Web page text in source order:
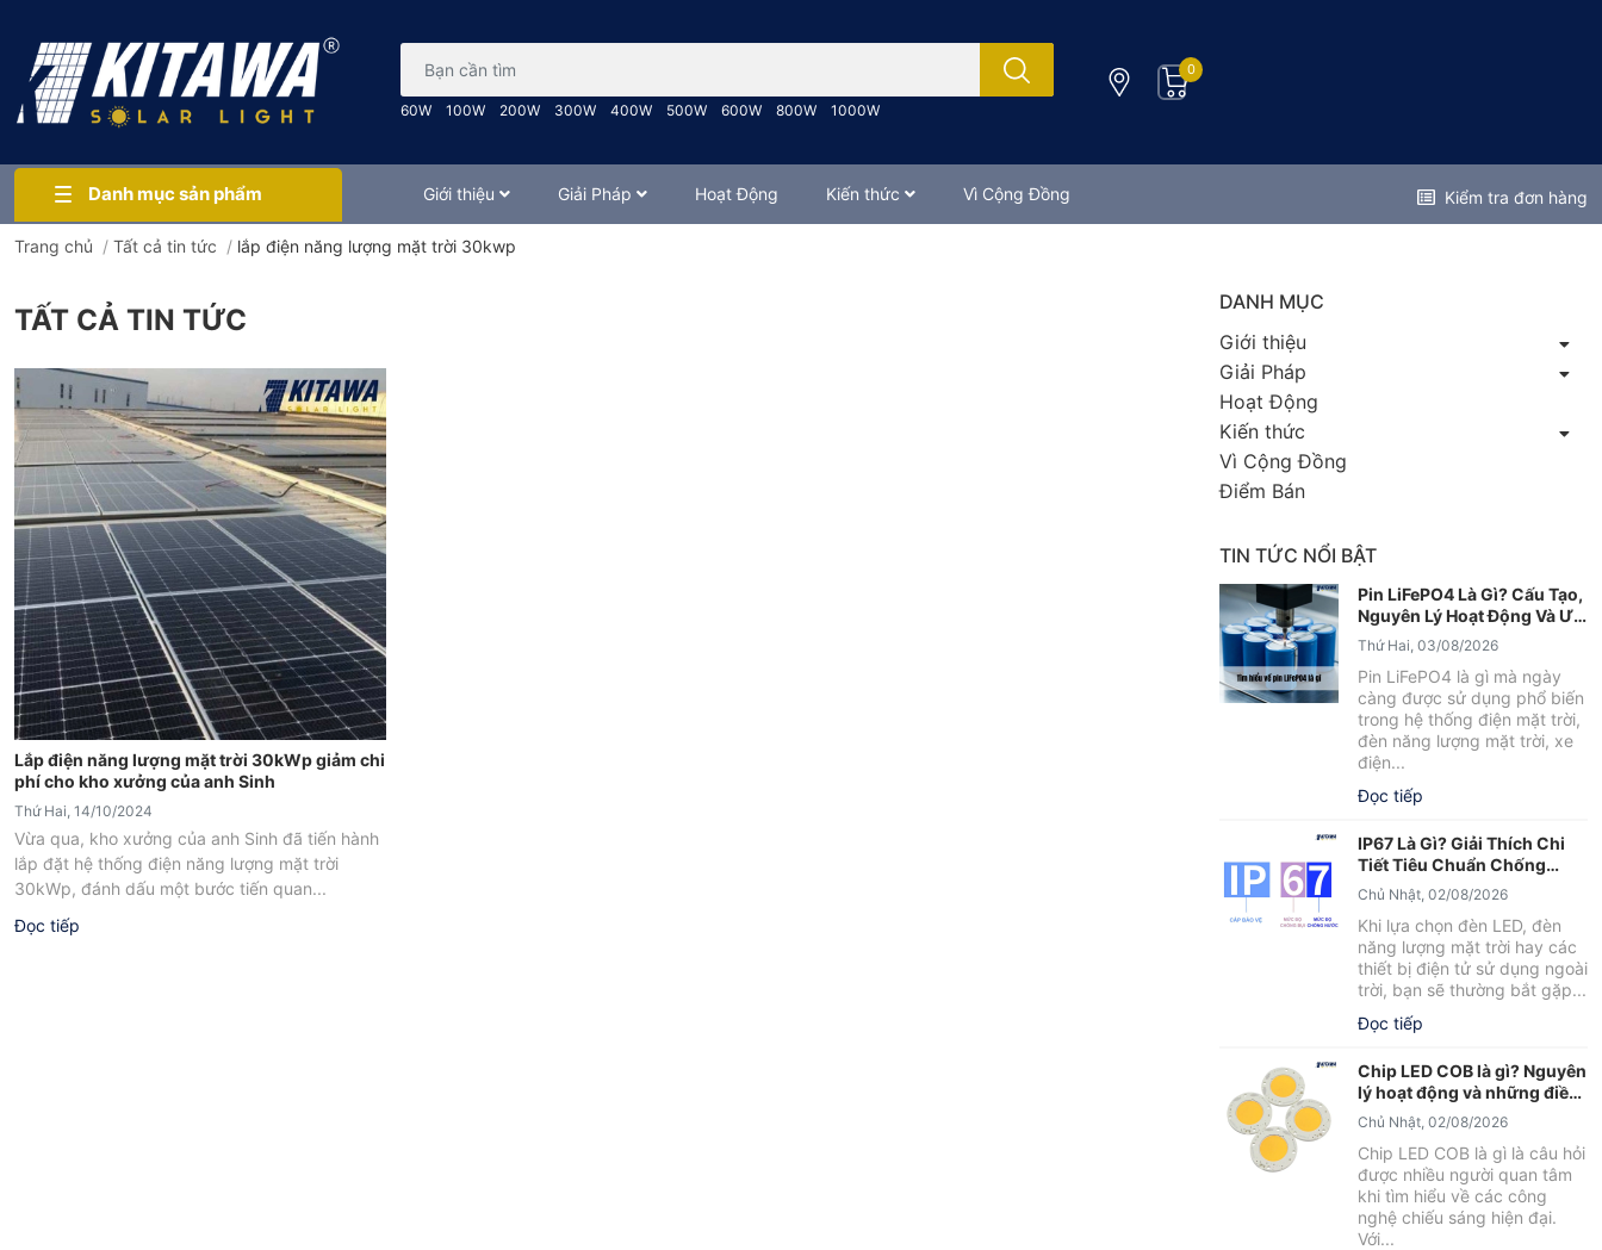
60W 100W 200W 300W 400W 500W 600W 800W 1000W
0
Danh mục sản phẩm Giới thiệu Giải Pháp Hoạt Động Kiến thức Vì Cộng Đồng Kiểm tra đơn hàng
Trang chủ / Tất cả tin tức / lắp điện năng lượng mặt trời 30kwp
TẤT CẢ TIN TỨC
Lắp điện năng lượng mặt trời 30kWp giảm chi
phí cho kho xưởng của anh Sinh
Thứ Hai, 14/10/2024
Vừa qua, kho xưởng của anh Sinh đã tiến hành
lắp đặt hệ thống điện năng lượng mặt trời
30kWp, đánh dấu một bước tiến quan...
Đọc tiếp
DANH MỤC
Giới thiệu
Giải Pháp
Hoạt Động
Kiến thức
Vì Cộng Đồng
Điểm Bán
TIN TỨC NỔI BẬT
Pin LiFePO4 Là Gì? Cấu Tạo,
Nguyên Lý Hoạt Động Và Ưu
Điểm Nổi Bật
Thứ Hai, 03/08/2026
Pin LiFePO4 là gì mà ngày
càng được sử dụng phổ biến
trong hệ thống điện mặt trời,
đèn năng lượng mặt trời, xe
điện...
Đọc tiếp
IP67 Là Gì? Giải Thích Chi
Tiết Tiêu Chuẩn Chống
Nước IP67
Chủ Nhật, 02/08/2026
Khi lựa chọn đèn LED, đèn
năng lượng mặt trời hay các
thiết bị điện tử sử dụng ngoài
trời, bạn sẽ thường bắt gặp...
Đọc tiếp
Chip LED COB là gì? Nguyên
lý hoạt động và những điều
cần biết
Chủ Nhật, 02/08/2026
Chip LED COB là gì là câu hỏi
được nhiều người quan tâm
khi tìm hiểu về các công
nghệ chiếu sáng hiện đại.
Với...